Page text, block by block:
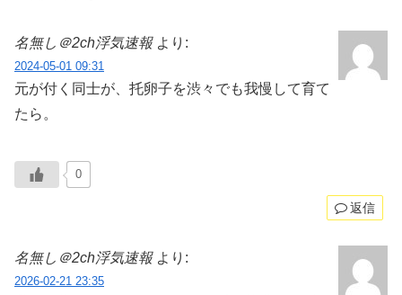
名無し＠2ch浮気速報 より:
2024-05-01 09:31
元が付く同士が、托卵子を渋々でも我慢して育て
たら。
0
返信
名無し＠2ch浮気速報 より:
2026-02-21 23:35